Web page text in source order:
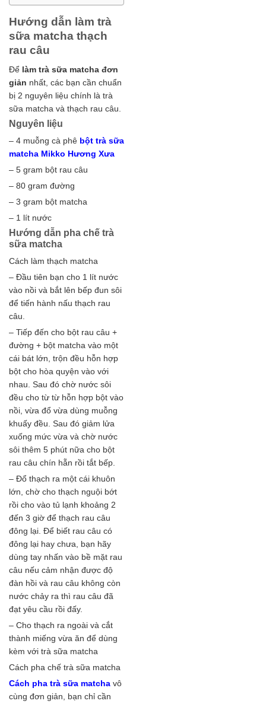
Hướng dẫn làm trà
sữa matcha thạch
rau câu
Để làm trà sữa matcha đơn
giản nhất, các bạn cần chuẩn
bị 2 nguyên liệu chính là trà
sữa matcha và thạch rau câu.
Nguyên liệu
– 4 muỗng cà phê bột trà sữa
matcha Mikko Hương Xưa
– 5 gram bột rau câu
– 80 gram đường
– 3 gram bột matcha
– 1 lít nước
Hướng dẫn pha chế trà
sữa matcha
Cách làm thạch matcha
– Đầu tiên bạn cho 1 lít nước
vào nồi và bắt lên bếp đun sôi
để tiến hành nấu thạch rau
câu.
– Tiếp đến cho bột rau câu +
đường + bột matcha vào một
cái bát lớn, trộn đều hỗn hợp
bột cho hòa quyện vào với
nhau. Sau đó chờ nước sôi
đều cho từ từ hỗn hợp bột vào
nồi, vừa đổ vừa dùng muỗng
khuấy đều. Sau đó giảm lửa
xuống mức vừa và chờ nước
sôi thêm 5 phút nữa cho bột
rau câu chín hẵn rồi tắt bếp.
– Đổ thạch ra một cái khuôn
lớn, chờ cho thạch nguội bớt
rồi cho vào tủ lạnh khoảng 2
đến 3 giờ để thạch rau câu
đông lại. Để biết rau câu có
đông lại hay chưa, bạn hãy
dùng tay nhấn vào bề mặt rau
câu nếu cảm nhận được độ
đàn hồi và rau câu không còn
nước chảy ra thì rau câu đã
đạt yêu cầu rồi đấy.
– Cho thạch ra ngoài và cắt
thành miếng vừa ăn để dùng
kèm với trà sữa matcha
Cách pha chế trà sữa matcha
Cách pha trà sữa matcha vô
cùng đơn giản, bạn chỉ cần